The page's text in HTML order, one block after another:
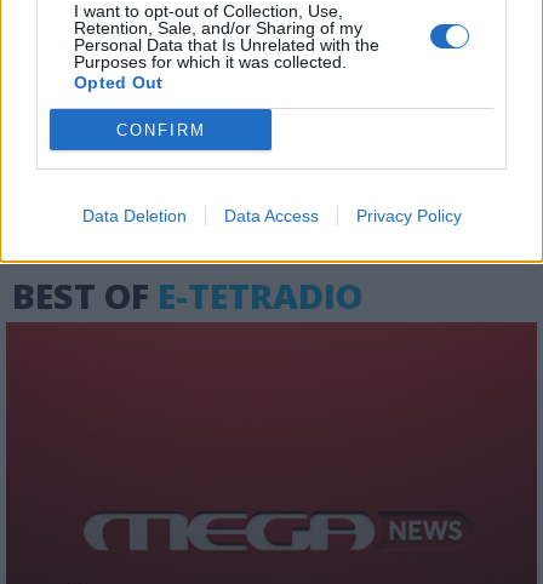
I want to opt-out of Collection, Use,
Retention, Sale, and/or Sharing of my
Personal Data that Is Unrelated with the
Purposes for which it was collected.
Opted Out
CONFIRM
Data Deletion Data Access Privacy Policy
Στον ΣΚΑΪ η ταινία για την
Washington Post και τα περίφημα
Pentagon Papers
27.07.2026 - 18:31
BEST OF E-TETRADIO